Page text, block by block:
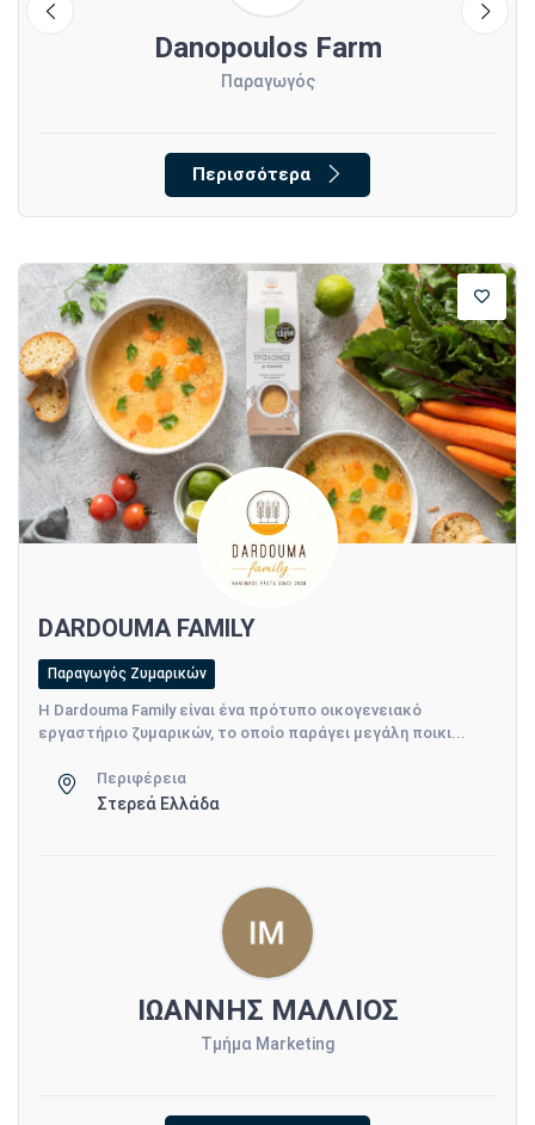
Danopoulos Farm
Παραγωγός
Περισσότερα
DARDOUMA FAMILY
Παραγωγός Ζυμαρικών
Η Dardouma Family είναι ένα πρότυπο οικογενειακό
εργαστήριο ζυμαρικών, το οποίο παράγει μεγάλη ποικι...
Περιφέρεια
Στερεά Ελλάδα
ΙΩΑΝΝΗΣ ΜΑΛΛΙΟΣ
Τμήμα Marketing